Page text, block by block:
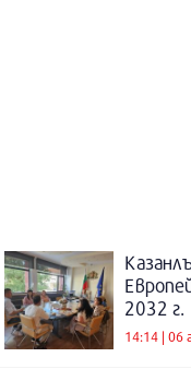
2032 г.
14:14 | 06